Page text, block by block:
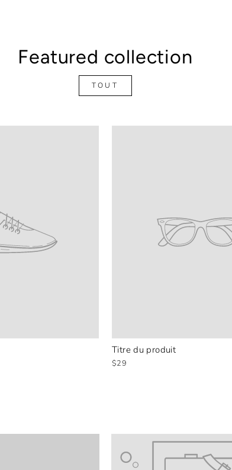
Featured collection
TOUT
Titre du produit
$29